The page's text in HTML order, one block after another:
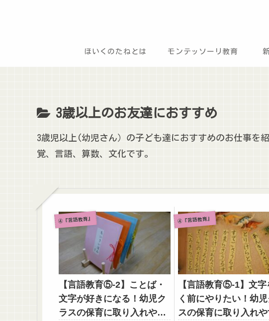
ほいくのたねとは モンテッソーリ教育
3歳以上のお友達におすすめ
3歳児以上(幼児さん）の子ども達におすすめのお仕事を
覚、言語、算数、文化です。
④『言語教育』
【言語教育⑤‐2】ことば・
文字が好きになる！幼児ク
ラスの保育に取り入れやす
④『言語教育』
【言語教育⑤‐1】文字
く前にやりたい！幼児
スの保育に取り入れ